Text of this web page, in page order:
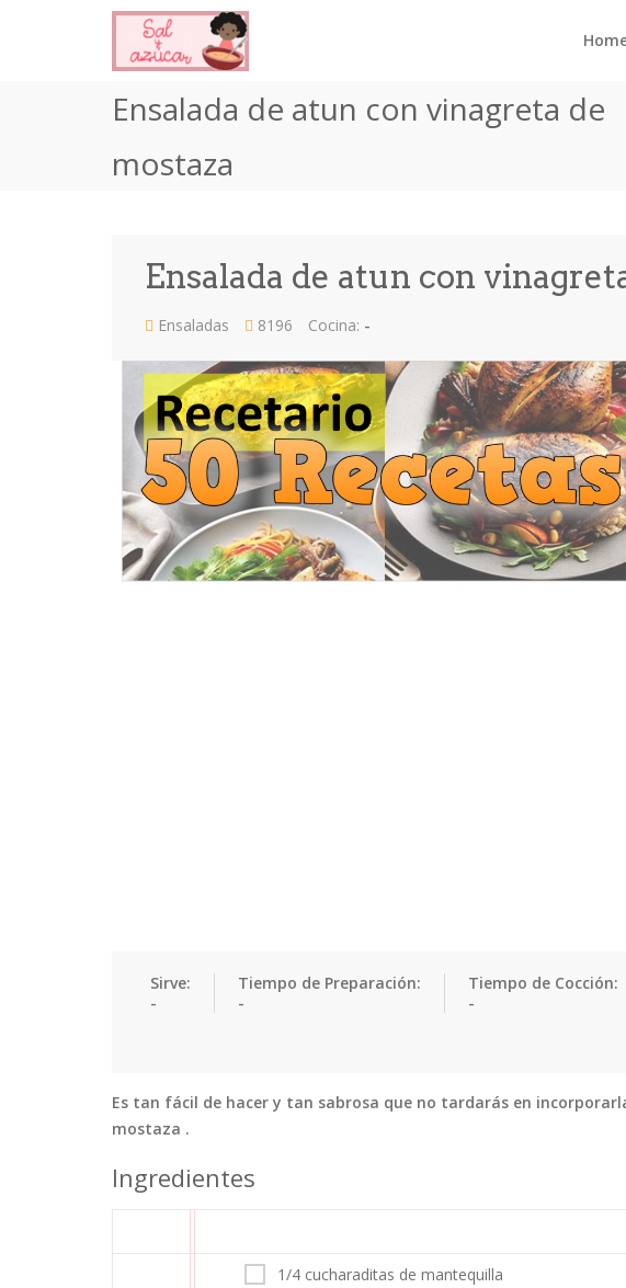
Ensalada de atun con vinagreta de
mostaza
Ensalada de atun con
Ensaladas 8196 Cocina: -
Sirve:
-
Tiempo de Preparación:
-
Tiempo de Cocción:
-
Es tan fácil de hacer y tan sabrosa que no tardarás en
mostaza .
Ingredientes
1/4 cucharaditas de mantequilla